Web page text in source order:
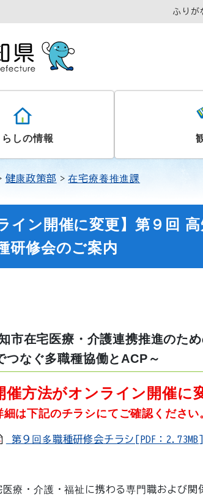
ふりが
らしの情報
健康政策部 在宅療養推進課
イン開催に変更】第９回
研修会のご案内
市在宅医療・介護連携推進のた
なぐ多職種協働とACP～
催方法がオンライン開催に
細は下記のチラシにてご確認ください
第９回多職種研修会チラシ[PDF：2.73MB]
療・介護・福祉に携わる専門職および